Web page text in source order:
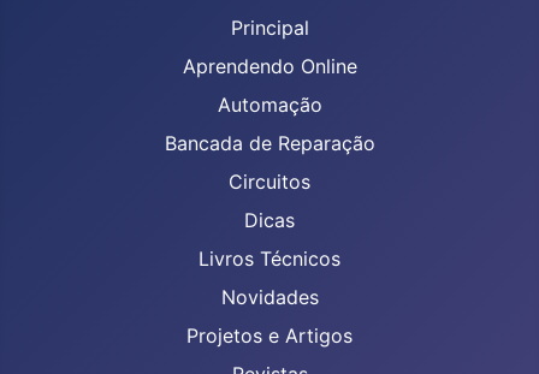
Principal
Aprendendo Online
Automação
Bancada de Reparação
Circuitos
Dicas
Livros Técnicos
Novidades
Projetos e Artigos